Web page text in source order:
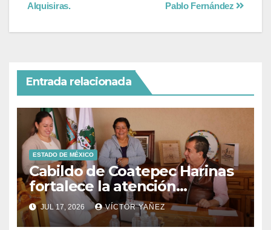
Pablo Fernández
Alquisiras.
Entrada relacionada
ESTADO DE MÉXICO
Cabildo de Coatepec Harinas
fortalece la atención
ciudadana y la toma de
decisiones
JUL 17, 2026 VÍCTOR YAÑEZ